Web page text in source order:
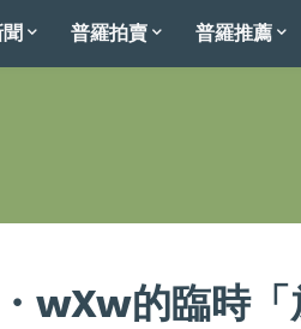
普羅拍賣 普羅推薦
wXw的臨時「